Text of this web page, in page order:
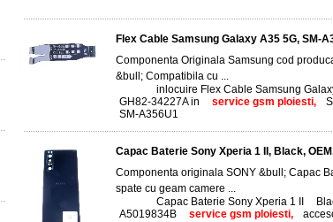
Flex Cable Samsung Galaxy A35 5G, SM-
Componenta Originala Samsung cod
&bull; Compatibila cu ...
inlocuire Flex Cable Samsung
GH82-34227A in
service gsm ploiesti,
SM-A356U1
Capac Baterie Sony Xperia 1 II, Black,
Componenta originala SONY &bull; Capac
spate cu geam camere ...
Capac Baterie Sony Xperia 1 II
A5019834B
service gsm ploiesti,